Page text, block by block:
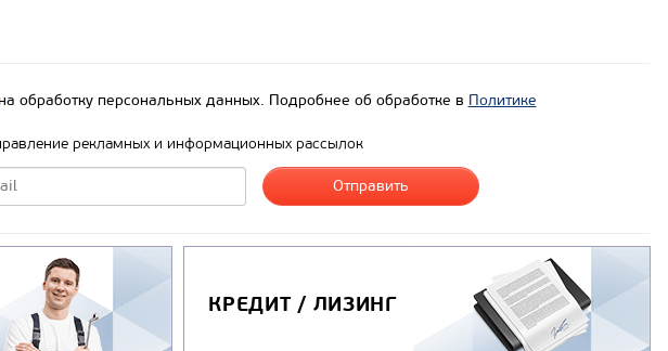
на обработку персональных данных. Подробнее об обработке в Политике
рекламных и информационных рассылок
КРЕДИТ / ЛИЗИНГ